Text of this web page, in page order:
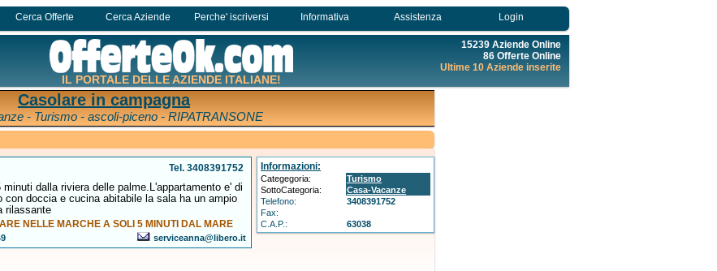
Cerca Offerte Cerca Aziende Perche' iscriversi Informativa Assistenza Login
IL PORTALE DELLE AZIENDE ITALIANE!
15239 Aziende Online
86 Offerte Online
Ultime 10 Aziende inserite
Casolare in campagna
- Turismo - ascoli-piceno - RIPATRANSONE
Tel. 3408391752
dalla riviera delle palme.L'appartamento e' di
doccia e cucina abitabile la sala ha un ampio
rilassante
NELLE MARCHE A SOLI 5 MINUTI DAL MARE
serviceanna@libero.it
Informazioni:
Categegoria:
Turismo
SottoCategoria:
Casa-Vacanze
Telefono:
3408391752
Fax:
C.A.P.:
63038